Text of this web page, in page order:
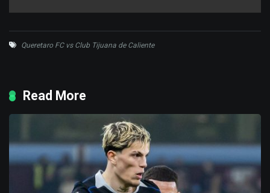
Queretaro FC vs Club Tijuana de Caliente
Read More